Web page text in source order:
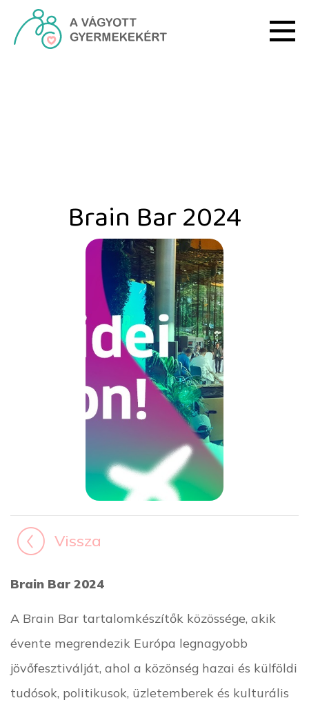
Ugrás a fő tartalomhoz
Brain Bar 2024
Vissza
Brain Bar 2024
A Brain Bar tartalomkészítők közössége, akik
évente megrendezik Európa legnagyobb
jövőfesztiválját, ahol a közönség hazai és külföldi
tudósok, politikusok, üzletemberek és kulturális